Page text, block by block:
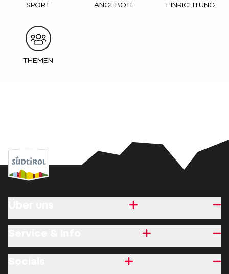
SPORT ANGEBOTE EINRICHTUNG
THEMEN